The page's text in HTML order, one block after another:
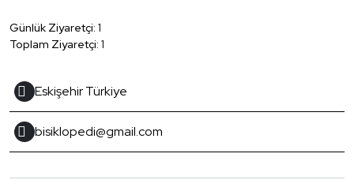
Günlük Ziyaretçi: 1
Toplam Ziyaretçi: 1
Eskişehir Türkiye
bisiklopedi@gmail.com